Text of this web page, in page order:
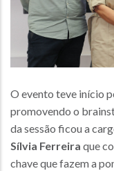
O evento teve início
promovendo o
da sessão ficou a
Sílvia Ferreira que
chave que fazem a